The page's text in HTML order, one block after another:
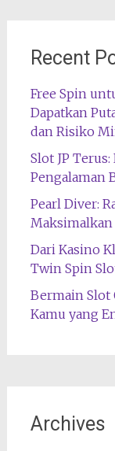
Recent
Free Spin
Dapatkan
dan Risiko
Slot JP
Pengalaman
Pearl Diver:
Maksimalkan
Dari Kasino
Twin Spin
Bermain Slot
Kamu yang
Archives